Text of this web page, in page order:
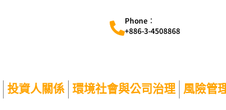
Phone︰
+886-3-4508868
投資人關係 環境社會與公司治理 風險管